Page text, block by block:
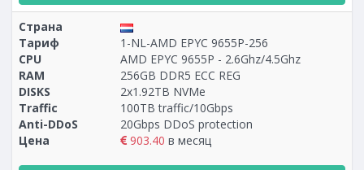
Страна
Тариф
1-NL-AMD EPYC 9655P-256
CPU
AMD EPYC 9655P - 2.6Ghz/4.5Ghz
RAM
256GB DDR5 ECC REG
DISKS
2х1.92TB NVMe
Traffic
100TB traffic/10Gbps
Anti-DDoS
20Gbps DDoS protection
Цена
903.40 в месяц